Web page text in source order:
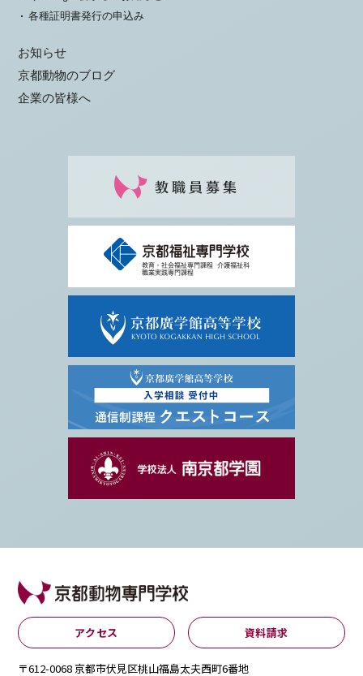
各種証明書発行の申込み
お知らせ
京都動物のブログ
企業の皆様へ
アクセス 資料請求
〒612-0068 京都市伏見区桃山福島太夫西町6番地